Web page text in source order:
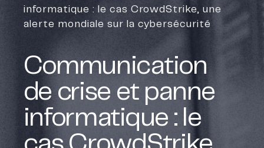
informatique : le cas CrowdStrike, une
alerte mondiale sur la cybersécurité
Communication
de crise et panne
informatique : le